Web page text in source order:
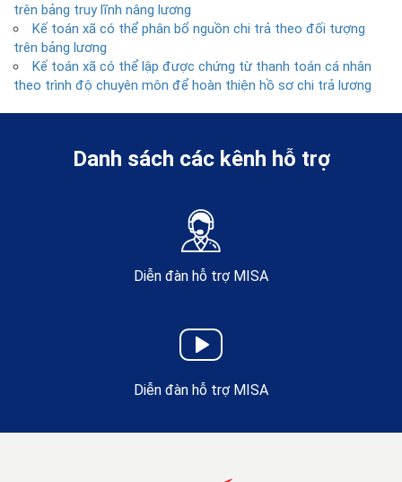
trên bảng truy lĩnh nâng lương
Kế toán xã có thể phân bổ nguồn chi trả theo đối tượng
trên bảng lương
Kế toán xã có thể lập được chứng từ thanh toán cá nhân
theo trình độ chuyên môn để hoàn thiện hồ sơ chi trả lương
Danh sách các kênh hỗ trợ
Diễn đàn hỗ trợ MISA
Diễn đàn hỗ trợ MISA